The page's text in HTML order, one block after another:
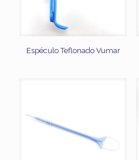
Espéculo Teflonado Vumar